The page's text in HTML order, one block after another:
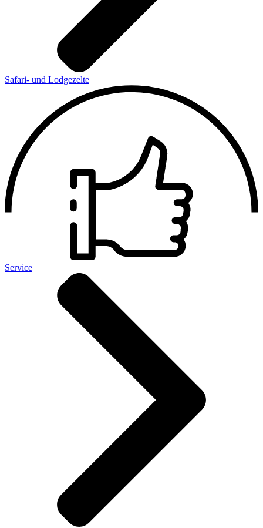
Safari- und Lodgezelte
Service